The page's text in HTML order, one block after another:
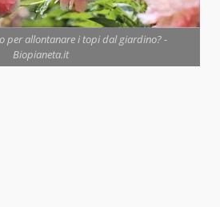
per allontanare i topi dal giardino? -
Biopianeta.it